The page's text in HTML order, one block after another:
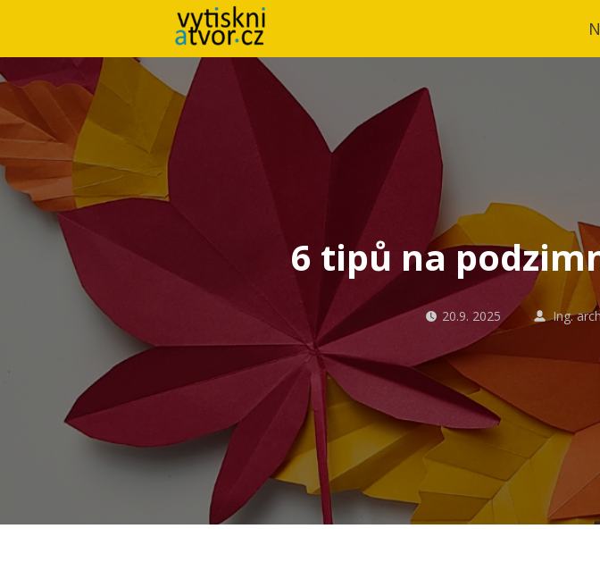
6 tipů na
20.9. 2025 Ing.